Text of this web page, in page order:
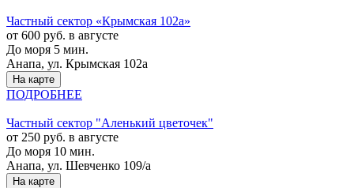
Частный сектор «Крымская 102а»
от 600 руб. в августе
До моря 5 мин.
Анапа, ул. Крымская 102а
На карте
ПОДРОБНЕЕ
Частный сектор "Аленький цветочек"
от 250 руб. в августе
До моря 10 мин.
Анапа, ул. Шевченко 109/а
На карте